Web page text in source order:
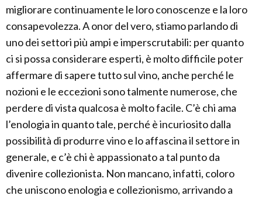
migliorare continuamente le loro conoscenze e la loro
consapevolezza. A onor del vero, stiamo parlando di
uno dei settori più ampi e imperscrutabili: per quanto
ci si possa considerare esperti, è molto difficile poter
affermare di sapere tutto sul vino, anche perché le
nozioni e le eccezioni sono talmente numerose, che
perdere di vista qualcosa è molto facile. C’è chi ama
l’enologia in quanto tale, perché è incuriosito dalla
possibilità di produrre vino e lo affascina il settore in
generale, e c’è chi è appassionato a tal punto da
divenire collezionista. Non mancano, infatti, coloro
che uniscono enologia e collezionismo, arrivando a